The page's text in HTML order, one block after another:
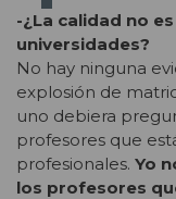
-¿La calidad no
universidades?
No hay ninguna
explosión de
uno debiera
profesores que
profesionales. Yo
los profesores